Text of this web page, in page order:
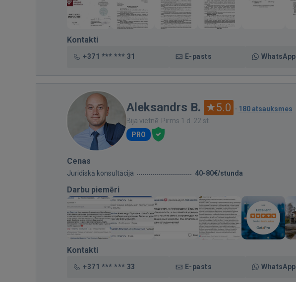
Kontakti
+371 *** *** 31 E-pasts WhatsApp
Aleksandrs B. 5.0 · 180 atsauksmes
Bija vietnē: Pirms 1 d. 22 st.
PRO
Cenas
Juridiskā konsultācija 40-80€/stunda
Darbu piemēri
Kontakti
+371 *** *** 33 E-pasts WhatsApp